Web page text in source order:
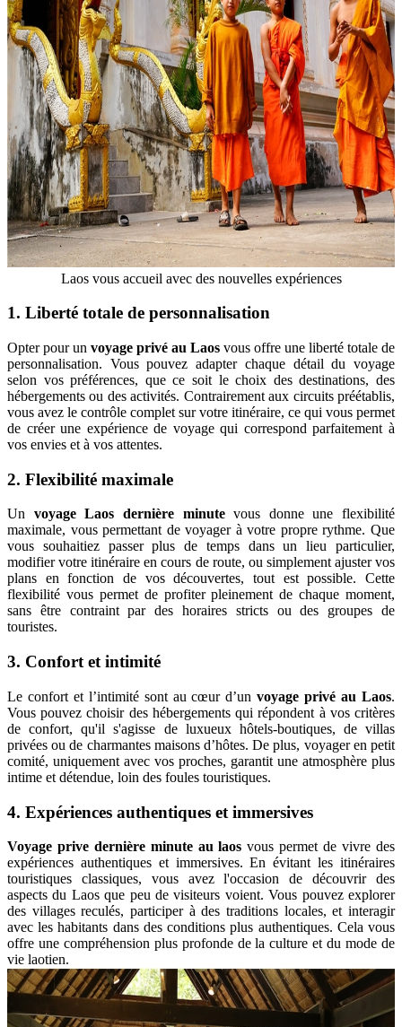
Laos vous accueil avec des nouvelles expériences
1. Liberté totale de personnalisation
Opter pour un voyage privé au Laos vous offre une liberté totale de
personnalisation. Vous pouvez adapter chaque détail du voyage
selon vos préférences, que ce soit le choix des destinations, des
hébergements ou des activités. Contrairement aux circuits préétablis,
vous avez le contrôle complet sur votre itinéraire, ce qui vous permet
de créer une expérience de voyage qui correspond parfaitement à
vos envies et à vos attentes.
2. Flexibilité maximale
Un voyage Laos dernière minutevous donne une flexibilité
maximale, vous permettant de voyager à votre propre rythme. Que
vous souhaitiez passer plus de temps dans un lieu particulier,
modifier votre itinéraire en cours de route, ou simplement ajuster vos
plans en fonction de vos découvertes, tout est possible. Cette
flexibilité vous permet de profiter pleinement de chaque moment,
sans être contraint par des horaires stricts ou des groupes de
touristes.
3. Confort et intimité
Le confort et l’intimité sont au cœur d’unvoyage privé au Laos.
Vous pouvez choisir des hébergements qui répondent à vos critères
de confort, qu'il s'agisse de luxueux hôtels-boutiques, de villas
privées ou de charmantes maisons d’hôtes. De plus, voyager en petit
comité, uniquement avec vos proches, garantit une atmosphère plus
intime et détendue, loin des foules touristiques.
4. Expériences authentiques et immersives
Voyage prive dernière minute au laos vous permet de vivre des
expériences authentiques et immersives. En évitant les itinéraires
touristiques classiques, vous avez l'occasion de découvrir des
aspects du Laos que peu de visiteurs voient. Vous pouvez explorer
des villages reculés, participer à des traditions locales, et interagir
avec les habitants dans des conditions plus authentiques. Cela vous
offre une compréhension plus profonde de la culture et du mode de
vie laotien.